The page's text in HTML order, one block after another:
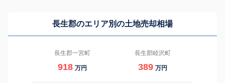
長生郡のエリア別の土地売却相場
長生郡一宮町
918 万円
長生郡睦沢町
389 万円